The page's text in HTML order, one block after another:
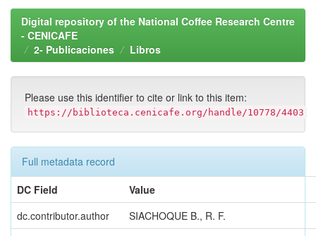
Digital repository of the National Coffee Research Centre
- CENICAFE
2- Publicaciones
Libros
Please use this identifier to cite or link to this item:
https://biblioteca.cenicafe.org/handle/10778/4403
Full metadata record
DC Field
Value
dc.contributor.author
SIACHOQUE B., R. F.